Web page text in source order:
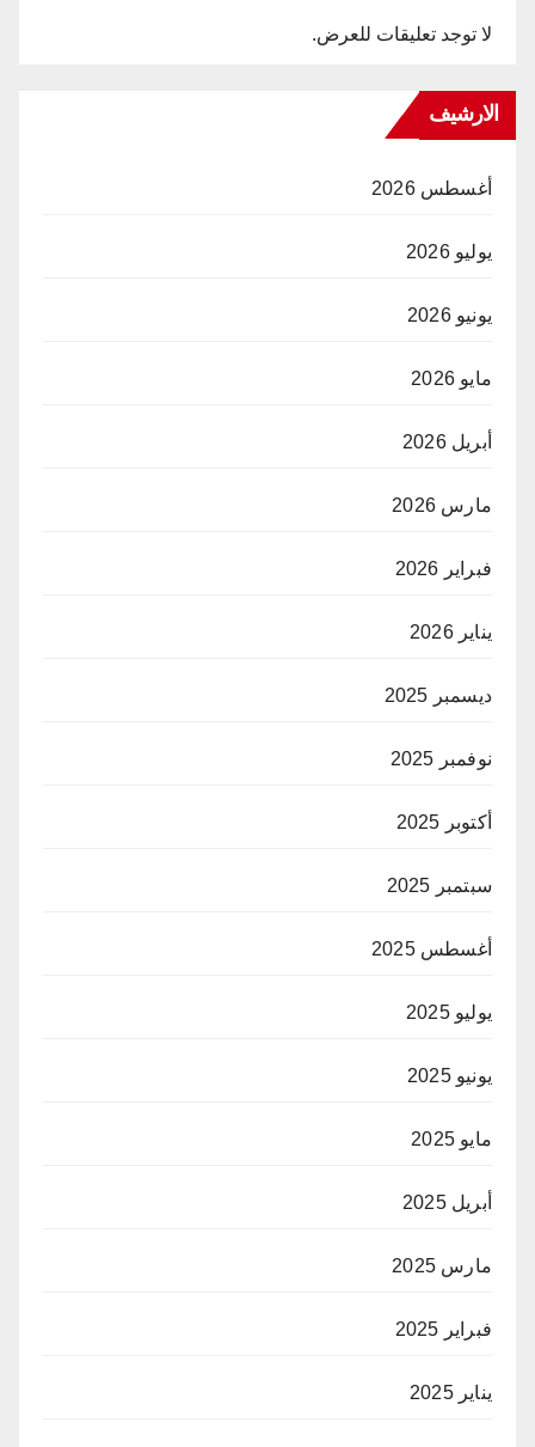
لا توجد تعليقات للعرض.
الارشيف
أغسطس 2026
يوليو 2026
يونيو 2026
مايو 2026
أبريل 2026
مارس 2026
فبراير 2026
يناير 2026
ديسمبر 2025
نوفمبر 2025
أكتوبر 2025
سبتمبر 2025
أغسطس 2025
يوليو 2025
يونيو 2025
مايو 2025
أبريل 2025
مارس 2025
فبراير 2025
يناير 2025